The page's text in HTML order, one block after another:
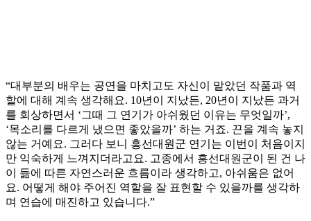
“대부분의 배우는 공연을 마치고도 자신이 맡았던 작품과 역
할에 대해 계속 생각해요. 10년이 지났든, 20년이 지났든 과거
를 회상하면서 ‘그때 그 연기가 아쉬웠던 이유는 무엇일까’,
‘목소리를 다르게 냈으면 좋았을까’ 하는 거죠. 끈을 계속 놓지
않는 거예요. 그러다 보니 흥선대원군 연기는 이번이 처음이지
만 익숙하게 느껴지더라고요. 고종에서 흥선대원군이 된 건 나
이 듦에 따른 자연스러운 흐름이라 생각하고, 아쉬움은 없어
요. 어떻게 해야 주어진 역할을 잘 표현할 수 있을까를 생각하
며 연습에 매진하고 있습니다.”